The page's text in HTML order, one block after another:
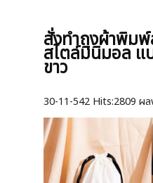
สั่งทำถุงผ้าพิม
สไตล์มินิมอล แ
ขาว
30-11-542 Hits:2809 ผล